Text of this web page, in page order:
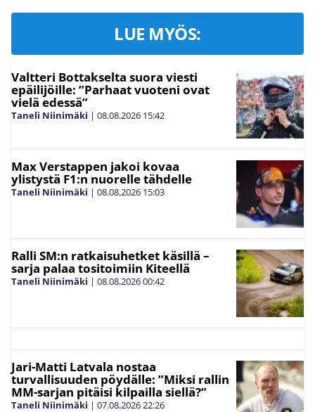
LUE MYÖS:
Valtteri Bottakselta suora viesti
epäilijöille: ”Parhaat vuoteni ovat
vielä edessä”
Taneli Niinimäki | 08.08.2026 15:42
Max Verstappen jakoi kovaa
ylistystä F1:n nuorelle tähdelle
Taneli Niinimäki | 08.08.2026 15:03
Ralli SM:n ratkaisuhetket käsillä –
sarja palaa tositoimiin Kiteellä
Taneli Niinimäki | 08.08.202600:42
Jari-Matti Latvala nostaa
turvallisuuden pöydälle: ”Miksi rallin
MM-sarjan pitäisi kilpailla siellä?”
Taneli Niinimäki | 07.08.202622:26